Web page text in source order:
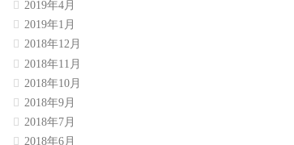
2019年4月
2019年1月
2018年12月
2018年11月
2018年10月
2018年9月
2018年7月
2018年6月